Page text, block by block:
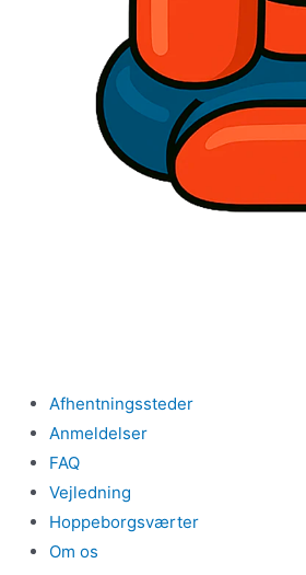
Afhentningssteder
Anmeldelser
FAQ
Vejledning
Hoppeborgsværter
Om os